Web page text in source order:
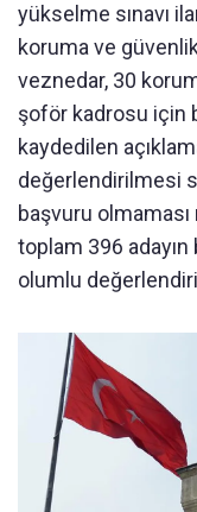
yükselme sınavı
koruma ve
veznedar, 30
şoför kadrosu için
kaydedilen
değerlendirilmesi
başvuru olmaması
toplam 396
olumlu